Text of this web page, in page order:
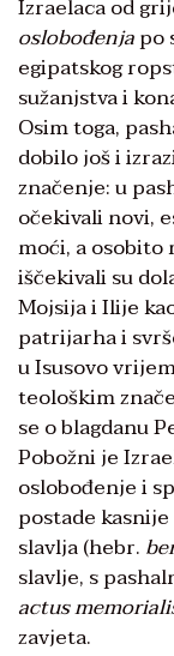
Izraelaca od
oslobođenjapo
egipatskog
sužanjstva i
Osim toga,
dobilo još i
značenje: u
očekivali novi,
moći, a osobito
iščekivali su
Mojsija i Ilije
patrijarha i
u Isusovo
teološkim
se o blagdanu
Pobožni je
oslobođenje i
postade
slavlja (hebr.
slavlje, s
actus
zavjeta.